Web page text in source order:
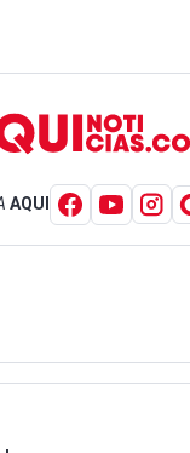
AQUI